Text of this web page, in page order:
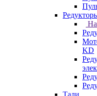
KD
Тали